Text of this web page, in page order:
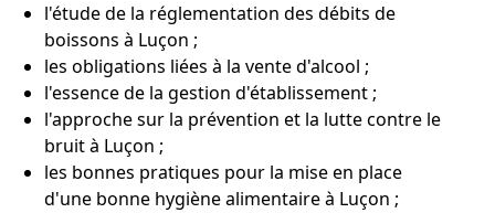
l'étude de la réglementation des débits de
boissons à Luçon ;
les obligations liées à la vente d'alcool ;
l'essence de la gestion d'établissement ;
l'approche sur la prévention et la lutte contre le
bruit à Luçon ;
les bonnes pratiques pour la mise en place
d'une bonne hygiène alimentaire à Luçon ;